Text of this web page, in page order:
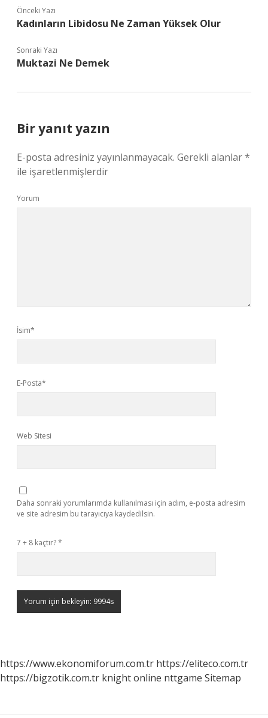
Önceki Yazı
Kadınların Libidosu Ne Zaman Yüksek Olur
Sonraki Yazı
Muktazi Ne Demek
Bir yanıt yazın
E-posta adresiniz yayınlanmayacak. Gerekli alanlar*
ile işaretlenmişlerdir
Yorum
İsim*
E-Posta*
Web Sitesi
Daha sonraki yorumlarımda kullanılması için adım, e-posta adresim
ve site adresim bu tarayıcıya kaydedilsin.
7 + 8 kaçtır?*
https://www.ekonomiforum.com.tr https://eliteco.com.tr
https://bigzotik.com.tr knight online nttgame Sitemap